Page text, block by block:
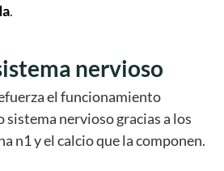
.
nervioso
el funcionamiento
sistema nervioso gracias a los
n1 y el calcio que la componen.